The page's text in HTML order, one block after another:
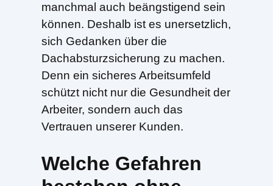
manchmal auch beängstigend sein
können. Deshalb ist es unersetzlich,
sich Gedanken über die
Dachabsturzsicherung zu machen.
Denn ein sicheres Arbeitsumfeld
schützt nicht nur die Gesundheit der
Arbeiter, sondern auch das
Vertrauen unserer Kunden.
Welche Gefahren